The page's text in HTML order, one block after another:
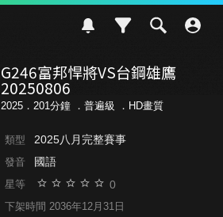
G246富邦悍將VS台鋼雄鷹
20250806
2025．201分鐘 ． 普遍級 ．HD畫質
類型 2025八月完整賽事
發音 國語
星等 0
下架時間 2036年12月31日